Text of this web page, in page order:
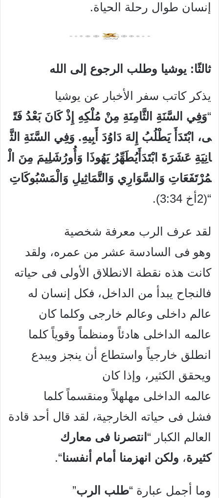
إنسان طوال رحلة الحياة.
ثالثًا: يوشيا وطلب الرجوع إلى الله
يذكر كاتب سفر الأخبار عن يوشيا
“وَفِي السَّنَةِ الثَّامِنَةِ مِنْ مُلْكِهِ إِذْ كَانَ بَعْدُ فَتً
ى، ابْتَدَأَ يَطْلُبُ إِلهَ دَاوُدَ أَبِيهِ. وَفِي السَّنَةِ الثَّ
انِيَةِ عَشَرَةَ ابْتَدَأَيُطَهِّرُ يَهُوذَا وَأُورُشَلِيمَ مِنَ الْ
مُرْتَفَعَاتِ وَالسَّوَارِي وَالتَّمَاثِيلِ وَالْمَسْبُوكَاتِ
“(2أخ 3:34).
لقد عرف الرب معرفة شخصية
وهو فى السادسة عشر من عمره، ولقد
كانت هذه نقطة الانطلاق الأولى فى حياته
فالنجاح يبدأ من الداخل، فكل إنسان له
عالم داخلى وعالم خارجى وكلما كان
عالمه الداخلى هادئاً ومنظماً وقوياً كلما
انطلق خارجياً واستطاع أن ينجز ويبدع
ويحقق الكثير، وإذا كان
عالمه الداخلى مهلهلاً ومنقسماً كلما
فشل فى حياته الخارجية، لقد قال أحد قادة
العالم الكبار “ انتصرنا فى معارك
كثيرة، ولكن انهزمنا أمام أنفسنا“.
وما أجمل عبارة “طلب الرب”